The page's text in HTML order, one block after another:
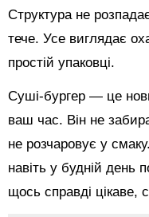
Структура не
тече. Усе виглядає
простій упаковці.
Суші-бургер — це
ваш час. Він не
не розчаровує у
навіть у будній день
щось справді цікаве,